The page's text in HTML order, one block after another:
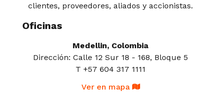
clientes, proveedores, aliados y accionistas.
Oficinas
Medellin, Colombia
Dirección: Calle 12 Sur 18 - 168, Bloque 5
T +57 604 317 1111
Ver en mapa